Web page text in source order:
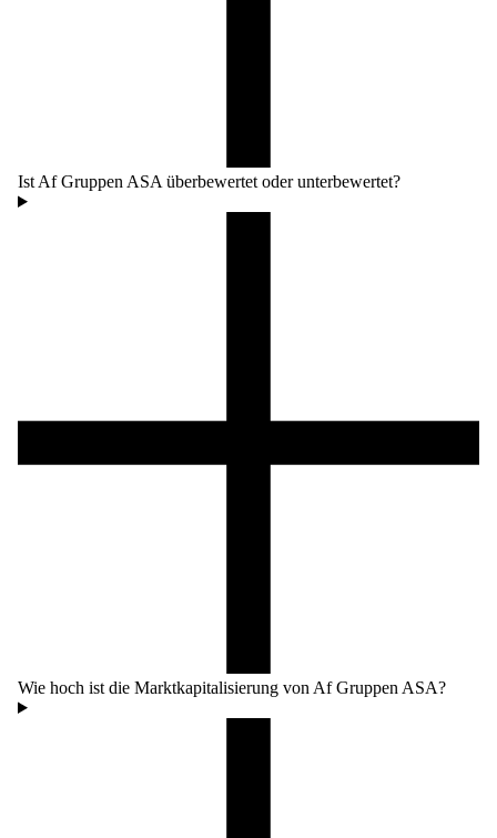
Ist Af Gruppen ASA überbewertet oder unterbewertet?
Wie hoch ist die Marktkapitalisierung von Af Gruppen ASA?